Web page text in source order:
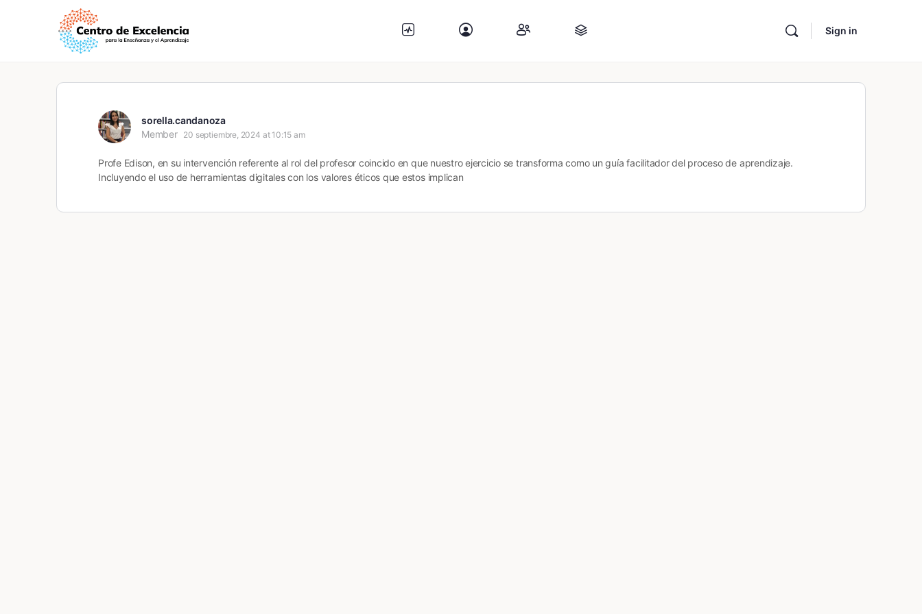
Sign in
sorella.candanoza
Member
20 septiembre, 2024 at 10:15 am
Profe Edison, en su intervención referente al rol del profesor coincido en que nuestro ejercicio se transforma como un guía facilitador del proceso de aprendizaje.
Incluyendo el uso de herramientas digitales con los valores éticos que estos implican